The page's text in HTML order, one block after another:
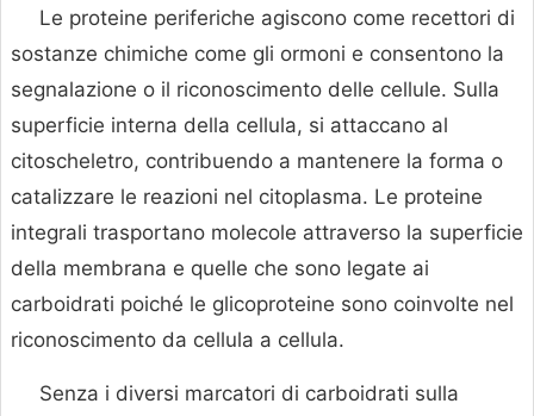
Le proteine periferiche agiscono come recettori di
sostanze chimiche come gli ormoni e consentono la
segnalazione o il riconoscimento delle cellule. Sulla
superficie interna della cellula, si attaccano al
citoscheletro, contribuendo a mantenere la forma o
catalizzare le reazioni nel citoplasma. Le proteine
integrali trasportano molecole attraverso la superficie
della membrana e quelle che sono legate ai
carboidrati poiché le glicoproteine sono coinvolte nel
riconoscimento da cellula a cellula.
Senza i diversi marcatori di carboidrati sulla